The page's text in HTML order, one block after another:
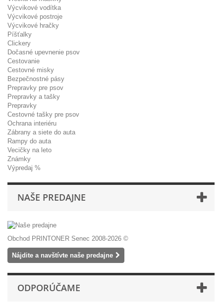
Výcvikové vodítka
Výcvikové postroje
Výcvikové hračky
Píšťalky
Clickery
Dočasné upevnenie psov
Cestovanie
Cestovné misky
Bezpečnostné pásy
Prepravky pre psov
Prepravky a tašky
Prepravky
Cestovné tašky pre psov
Ochrana interiéru
Zábrany a siete do auta
Rampy do auta
Vecičky na leto
Známky
Výpredaj %
NAŠE PREDAJNE
Obchod PRINTONER Senec 2008-2026 ©
Nájdite a navštívte naše predajne
ODPORÚČAME